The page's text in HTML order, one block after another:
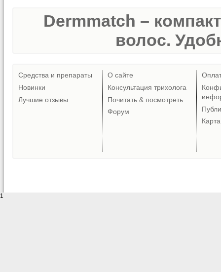
Dermmatch –
волос.
Средства и препараты
Новинки
Лучшие отзывы
О сайте
Консультация трихолога
Почитать & посмотреть
Форум
1